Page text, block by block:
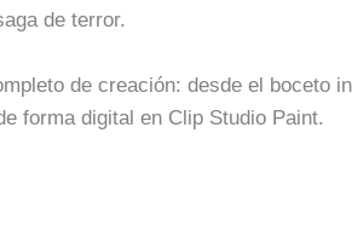
de terror.
de creación: desde el boceto
forma digital en Clip Studio Paint.